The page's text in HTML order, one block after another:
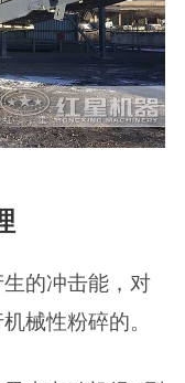
的冲击能，对
械性粉碎的。